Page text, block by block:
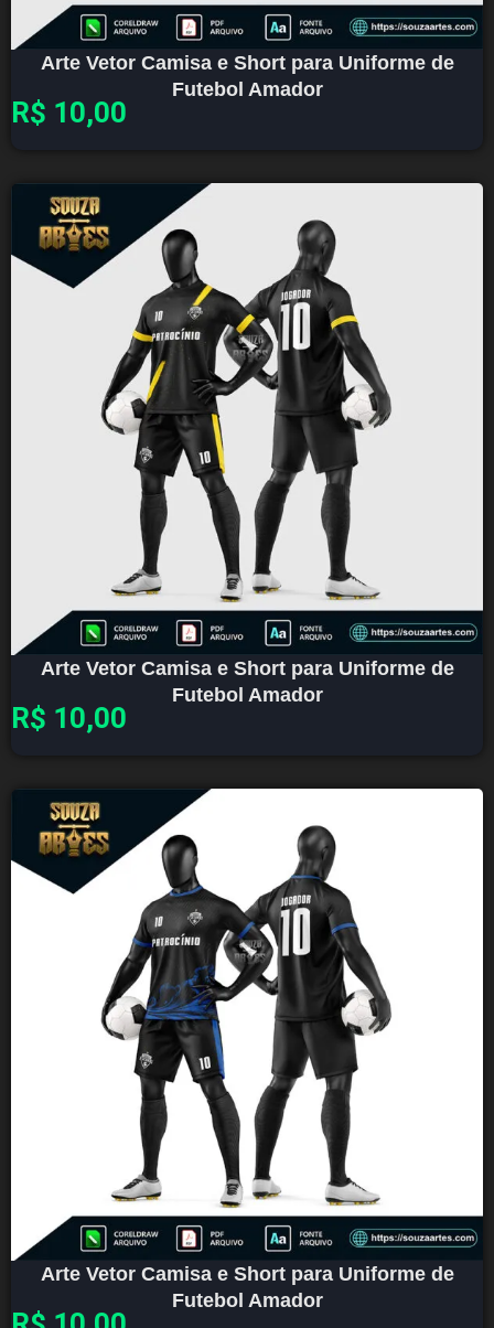
Arte Vetor Camisa e Short para Uniforme de
Futebol Amador
R$ 10,00
Arte Vetor Camisa e Short para Uniforme de
Futebol Amador
R$ 10,00
Arte Vetor Camisa e Short para Uniforme de
Futebol Amador